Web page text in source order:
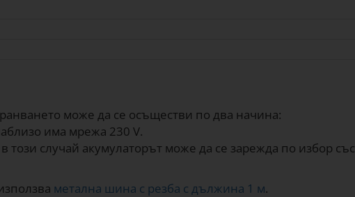
може да се осъществи по два начина:
има мрежа 230 V.
този случай акумулаторът може да се зарежда по избор със
метална шина с резба с дължина 1 м.